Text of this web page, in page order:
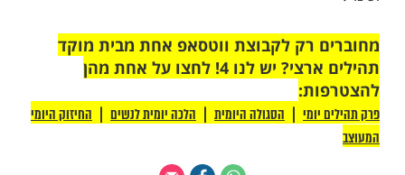
לשמר את השורשים.
גלובלי, המדיות פתוחות בפני כולם, כל ילד
ומבינים מה זה כריסמס, אין שום סיבה שזה
מהחומר החינוכי שלנו!
הם יטיילו בעולם, הם יחגגו את החגים